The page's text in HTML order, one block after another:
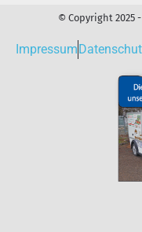
© Copyright 2025 -
Impressum